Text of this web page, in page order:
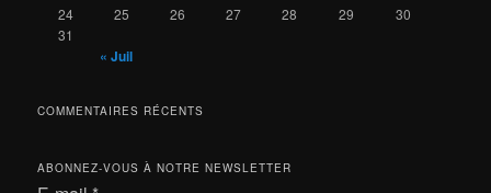
24
25 26 27 28 29
30
31
« Juil
COMMENTAIRES RÉCENTS
ABONNEZ-VOUS À NOTRE NEWSLETTER